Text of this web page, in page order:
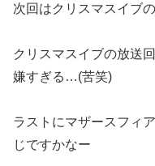
次回はクリスマスイブ
クリスマスイブの放送
嫌すぎる…(苦笑)
ラストにマザースフィ
じですかなー